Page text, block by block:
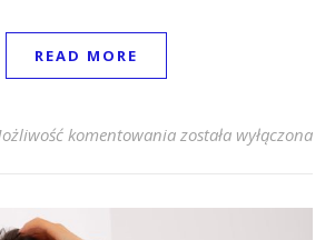
READ MORE
komentowania Modna sukienka
została wyłączona